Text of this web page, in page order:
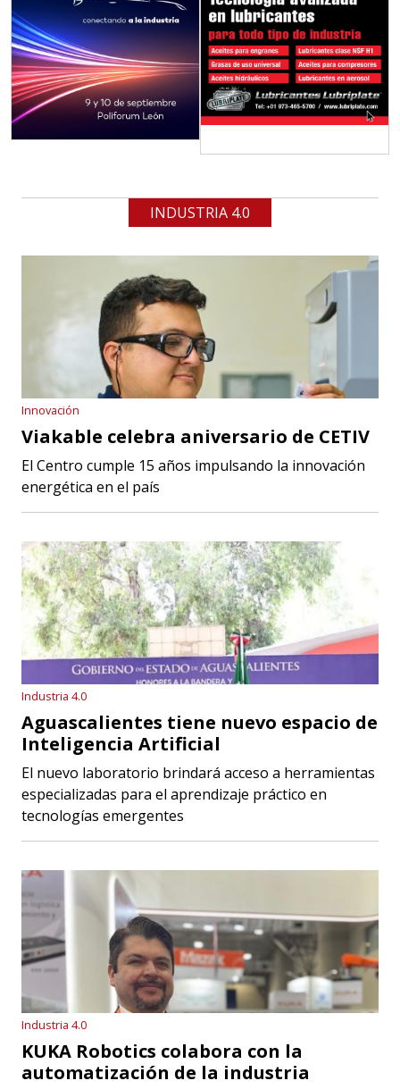
INDUSTRIA 4.0
Innovación
Viakable celebra aniversario de CETIV
El Centro cumple 15 años impulsando la innovación
energética en el país
Industria 4.0
Aguascalientes tiene nuevo espacio de
Inteligencia Artificial
El nuevo laboratorio brindará acceso a herramientas
especializadas para el aprendizaje práctico en
tecnologías emergentes
Industria 4.0
KUKA Robotics colabora con la
automatización de la industria